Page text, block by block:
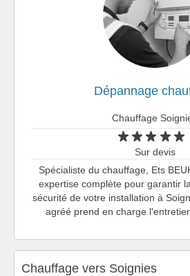
Dépannage
Chauffage
Sur devis
Spécialiste du chauffage, Ets
expertise complète pour garantir
sécurité de votre installation à
agréé prend en charge
Chauffage vers Soignies